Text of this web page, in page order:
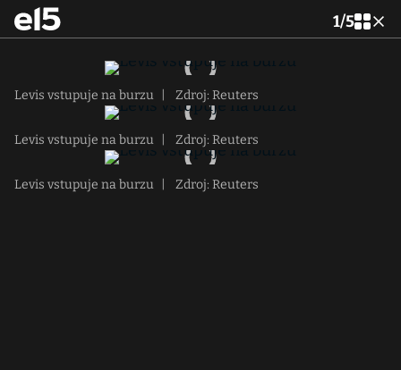
1/5
Levis vstupuje na burzu Zdroj: Reuters
Levis vstupuje na burzu Zdroj: Reuters
Levis vstupuje na burzu Zdroj: Reuters